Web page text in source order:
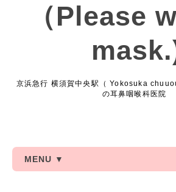
（Please
京浜急行 横須賀中央駅（ Yokosuka
の耳鼻咽喉科医院
MENU ▼